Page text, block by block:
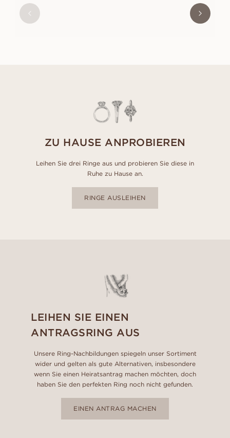
ZU HAUSE ANPROBIEREN
Leihen Sie drei Ringe aus und probieren Sie diese in
Ruhe zu Hause an.
RINGE AUSLEIHEN
LEIHEN SIE EINEN
ANTRAGSRING AUS
Unsere Ring-Nachbildungen spiegeln unser Sortiment
wider und gelten als gute Alternativen, insbesondere
wenn Sie einen Heiratsantrag machen möchten, doch
haben Sie den perfekten Ring noch nicht gefunden.
EINEN ANTRAG MACHEN